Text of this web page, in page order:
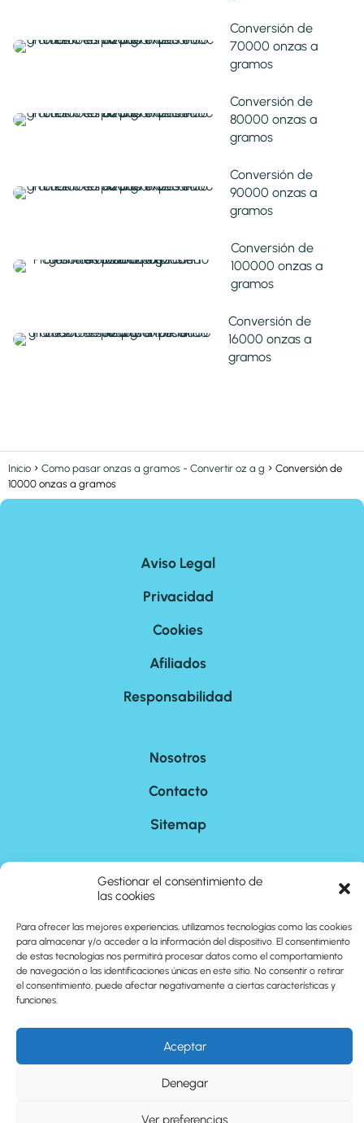
Gestionar el consentimiento de
las cookies
Para ofrecer las mejores experiencias, utilizamos tecnologías como las cookies
para almacenar y/o acceder a la información del dispositivo. El consentimiento
de estas tecnologías nos permitirá procesar datos como el comportamiento
de navegación o las identificaciones únicas en este sitio. No consentir o retirar
el consentimiento, puede afectar negativamente a ciertas características y
funciones.
Aceptar
Denegar
Ver preferencias
Conversión de
70000 onzas a
gramos
Conversión de
80000 onzas a
gramos
Conversión de
90000 onzas a
gramos
Conversión de
100000 onzas a
gramos
Conversión de
16000 onzas a
gramos
Inicio Como pasar onzas a gramos - Convertir oz a g
Conversión de
10000 onzas a gramos
Aviso Legal
Privacidad
Cookies
Afiliados
Responsabilidad
Nosotros
Contacto
Sitemap
©2026 cuantoson.com